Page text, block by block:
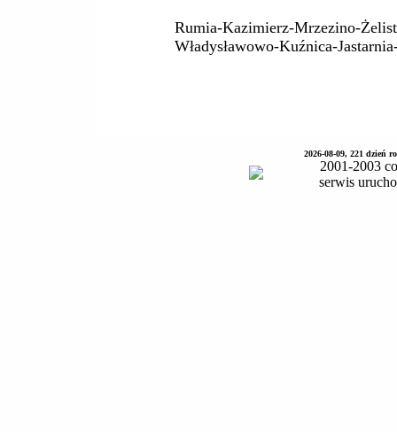
Rumia-Kazimierz-Mrzezino-
Władysławowo-Kuźnica-
2026-08-09, 221 dzień
2001-2003
serwis